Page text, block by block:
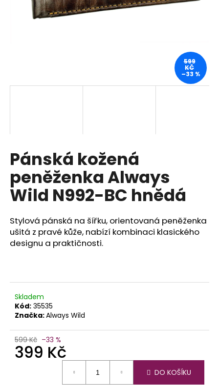
Pánská kožená
peněženka Always
Wild N992-BC hnědá
Stylová pánská na šířku, orientovaná peněženka
ušitá z pravé kůže, nabízí kombinaci klasického
designu a praktičnosti.
Skladem
Kód: 35535
Značka:Always Wild
599 Kč –33 %
399 Kč
DO KOŠÍKU
599
KČ
–33 %
D
o
p
o
r
č
u
j